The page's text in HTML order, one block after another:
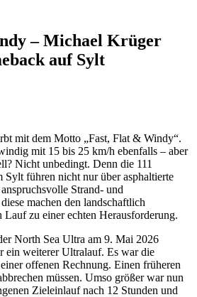
– Michael Krüger
auf Sylt
mit dem Motto „Fast, Flat & Windy“.
mit 15 bis 25 km/h ebenfalls – aber
Nicht unbedingt. Denn die 111
führen nicht nur über asphaltierte
Strand- und
machen den landschaftlich
Lauf zu einer echten Herausforderung.
North Sea Ultra am 9. Mai 2026
ein weiterer Ultralauf. Es war die
offenen Rechnung. Einen früheren
müssen. Umso größer war nun
Zieleinlauf nach 12 Stunden und